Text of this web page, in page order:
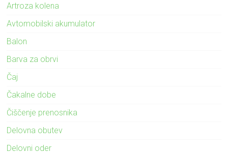
Artroza kolena
Avtomobilski akumulator
Balon
Barva za obrvi
Čaj
Čakalne dobe
Čiščenje prenosnika
Delovna obutev
Delovni oder